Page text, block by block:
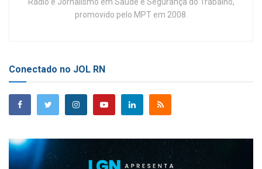
promovido pelo MPT em 2008.
Conectado no JOL RN